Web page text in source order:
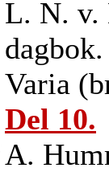
L. N. v.
dagbok.
Varia
Del 10.
A.